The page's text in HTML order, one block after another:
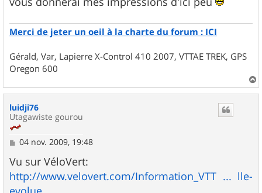
Merci de jeter un oeil à la charte du forum : ICI
Gérald, Var, Lapierre X-Control 410 2007, VTTAE TREK, GPS
Oregon 600
a
luidji76
Utagawiste gourou
M
s
s
a
g
04 nov. 2009, 19:48
Vu sur VéloVert:
http://www.velovert.com/Information_VTT ... lle-